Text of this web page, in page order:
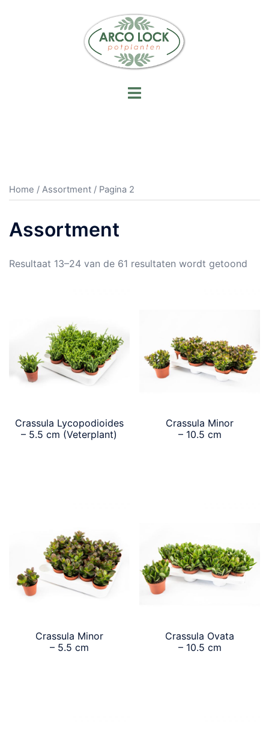
Toggle
Home / Assortment / Pagina 2
Assortment
Resultaat 13–24 van de 61 resultaten wordt getoond
Crassula Lycopodioides
– 5.5 cm (Veterplant)
Crassula Minor
– 10.5 cm
Crassula Minor
– 5.5 cm
Crassula Ovata
– 10.5 cm